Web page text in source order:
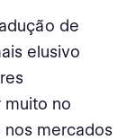
de
elusivo
muito no
mercados